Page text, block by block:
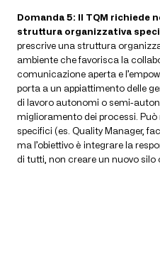
Domanda 5: Il TQM richiede
struttura organizzativa
prescrive una struttura
ambiente che favorisca la
comunicazione aperta e
porta a un appiattimento delle
di lavoro autonomi o semi-
miglioramento dei processi.
specifici (es. Quality Manager,
ma l’obiettivo è integrare la
di tutti, non creare un nuovo silo